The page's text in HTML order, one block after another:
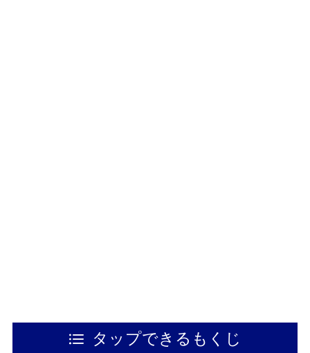
タップできるもくじ